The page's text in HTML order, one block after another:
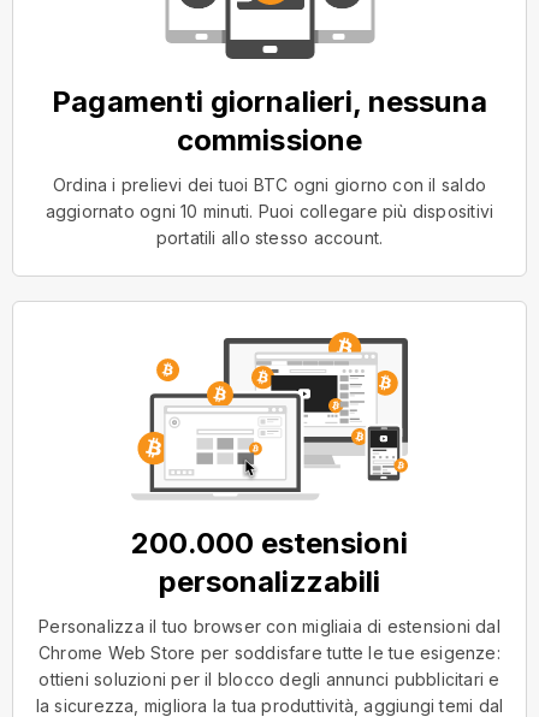
Pagamenti giornalieri, nessuna
commissione
Ordina i prelievi dei tuoi BTC ogni giorno con il saldo
aggiornato ogni 10 minuti. Puoi collegare più dispositivi
portatili allo stesso account.
200.000 estensioni
personalizzabili
Personalizza il tuo browser con migliaia di estensioni dal
Chrome Web Store per soddisfare tutte le tue esigenze:
ottieni soluzioni per il blocco degli annunci pubblicitari e
la sicurezza, migliora la tua produttività, aggiungi temi dal